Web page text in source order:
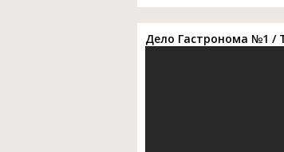
Дело Гастронома №1 /